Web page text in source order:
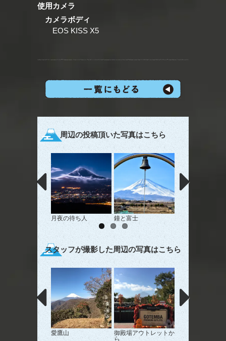
使用カメラ
カメラボディ
EOS KISS X5
周辺の投稿頂いた写真はこちら
月夜の待ち人 鐘と富士 マジックアワー
スタッフが撮影した周辺の写真はこちら
愛鷹山
御殿場アウトレットか
ら
２４６からの富